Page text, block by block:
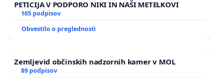
PETICIJA V PODPORO NIKI IN NAŠI METELKOVI
165 podpisov
Obvestilo o preglednosti
Zemljevid občinskih nadzornih kamer v MOL
89 podpisov